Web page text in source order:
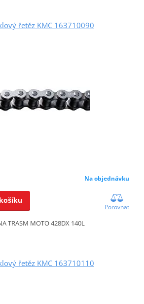
řetěz KMC 163710090
Na objednávku
Porovnat
TRASM MOTO 428DX 140L
řetěz KMC 163710110